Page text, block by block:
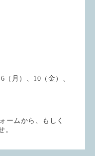
月）、10（金）、
ームから、もしく
。